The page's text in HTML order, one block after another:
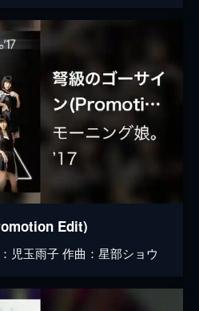
Edit)
児玉雨子 作曲：星部ショウ